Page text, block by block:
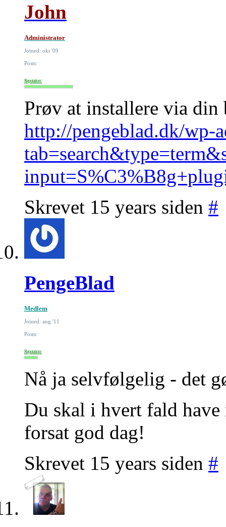
John
Administrator
Joined: okt '09
Posts:
Reputation:
Prøv at installere via din
http://pengeblad.dk/wp-
Skrevet 15 years siden #
PengeBlad
Medlem
Joined: aug '11
Posts:
Reputation:
Nå ja selvfølgelig - det
Du skal i hvert fald
forsat god dag!
Skrevet 15 years siden #